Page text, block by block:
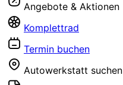
Angebote & Aktionen
Komplettrad
Termin buchen
Autowerkstatt suchen